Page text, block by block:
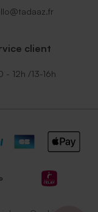
client
- 12h /13-16h